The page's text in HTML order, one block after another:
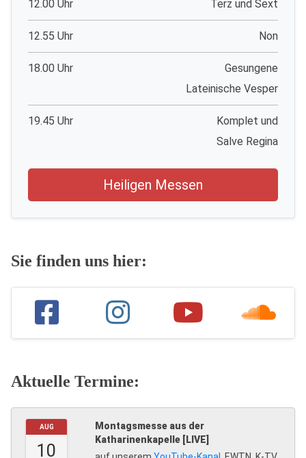
12.00 Uhr Terz und Sext
12.55 Uhr Non
18.00 Uhr
Gesungene
Lateinische Vesper
19.45 Uhr
Komplet und
Salve Regina
Heiligen Messen
Sie finden uns hier:
Aktuelle Termine:
AUG
10
Montagsmesse aus der
Katharinenkapelle [LIVE]